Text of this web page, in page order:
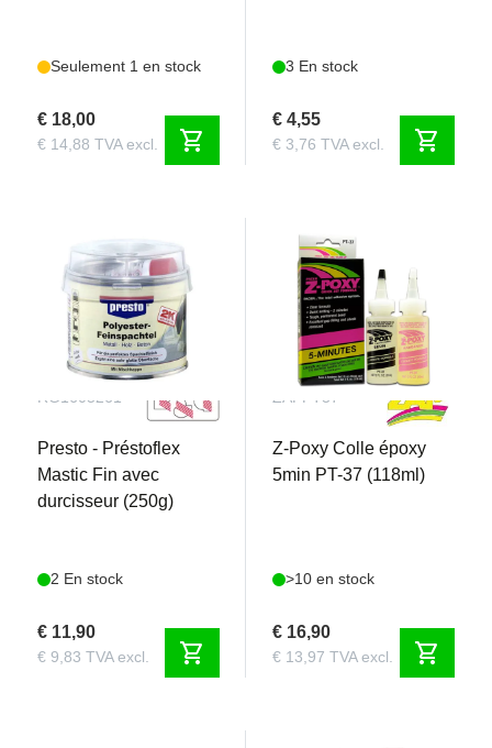
Seulement 1 en stock
€ 18,00
€ 14,88 TVA excl. shopping_cart
3 En stock
€ 4,55
€ 3,76 TVA excl. shopping_cart
RG1605261
Presto - Préstoflex
Mastic Fin avec
durcisseur (250g)
2 En stock
€ 11,90
€ 9,83 TVA excl. shopping_cart
ZAPPT37
Z-Poxy Colle époxy
5min PT-37 (118ml)
>10 en stock
€ 16,90
€ 13,97 TVA excl. shopping_cart